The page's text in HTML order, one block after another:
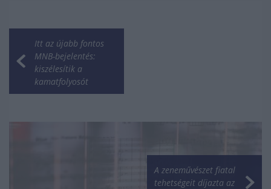
Itt az újabb fontos
MNB-bejelentés:
kiszélesítik a
kamatfolyosót
A zeneművészet fiatal
tehetségeit díjazta az